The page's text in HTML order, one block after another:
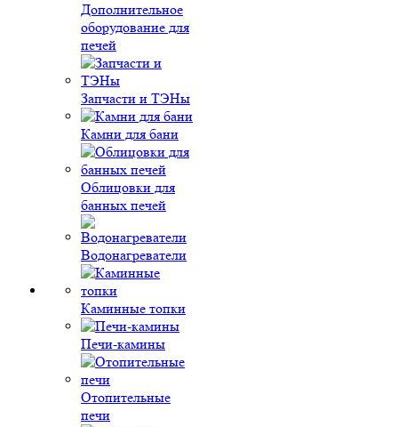
Дополнительное
оборудование для
печей
Запчасти и ТЭНы
Камни для бани
Облицовки для
банных печей
Водонагреватели
Каминные топки
Печи-камины
Отопительные
печи